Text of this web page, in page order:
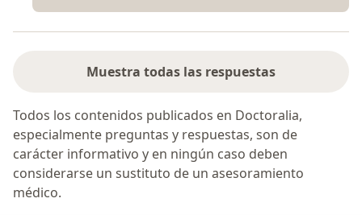
Muestra todas las respuestas
Todos los contenidos publicados en Doctoralia,
especialmente preguntas y respuestas, son de
carácter informativo y en ningún caso deben
considerarse un sustituto de un asesoramiento
médico.